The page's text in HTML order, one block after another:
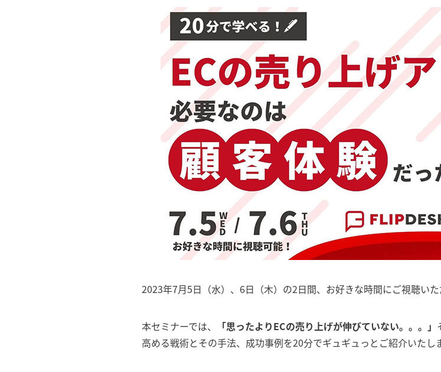
2023年7月5日（水）、6日（木）の2日間、お好きな時間にご視聴い
本セミナーでは、 「思ったよりECの売り上げが伸びていない。。。」
高める戦術とその手法、成功事例を20分でギュギュっとご紹介いたし